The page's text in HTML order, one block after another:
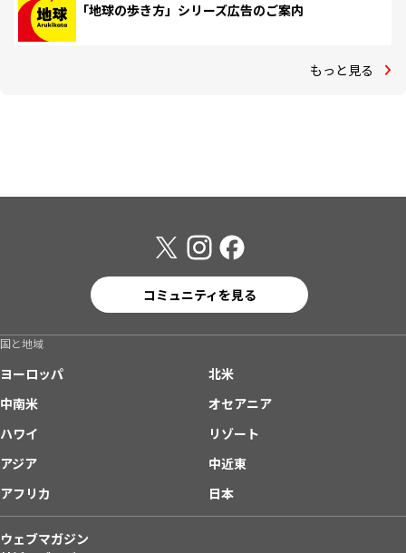
「地球の歩き方」シリーズ広告のご案内
もっと見る
コミュニティを見る
国と地域
ヨーロッパ
北米
中南米
オセアニア
ハワイ
リゾート
アジア
中近東
アフリカ
日本
ウェブマガジン